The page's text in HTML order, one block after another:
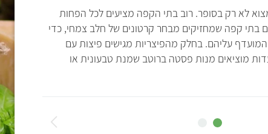
לא רק בסופר. רוב בתי הקפה מציעים לכל הפחות
גם בתי קפה שמחזיקים מבחר קרטונים של חלב צמחי, כדי
המועדף עליהם. בחלק מהפיצריות מגישים פיצות עם
מוציאים מנות פסטה ברוטב שמנת טבעונית או
גם
סכומים
מהמצב
בין
ה